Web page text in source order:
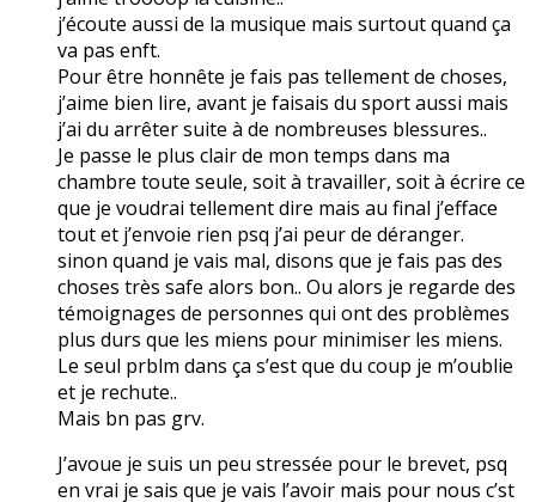
j’écoute aussi de la musique mais surtout quand ça
va pas enft.
Pour être honnête je fais pas tellement de choses,
j’aime bien lire, avant je faisais du sport aussi mais
j’ai du arrêter suite à de nombreuses blessures..
Je passe le plus clair de mon temps dans ma
chambre toute seule, soit à travailler, soit à écrire ce
que je voudrai tellement dire mais au final j’efface
tout et j’envoie rien psq j’ai peur de déranger.
sinon quand je vais mal, disons que je fais pas des
choses très safe alors bon.. Ou alors je regarde des
témoignages de personnes qui ont des problèmes
plus durs que les miens pour minimiser les miens.
Le seul prblm dans ça s’est que du coup je m’oublie
et je rechute..
Mais bn pas grv.
J’avoue je suis un peu stressée pour le brevet, psq
en vrai je sais que je vais l’avoir mais pour nous c’st